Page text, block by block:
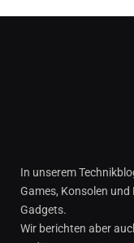
In unserem
Games, Konsolen und
Gadgets.
Wir berichten aber